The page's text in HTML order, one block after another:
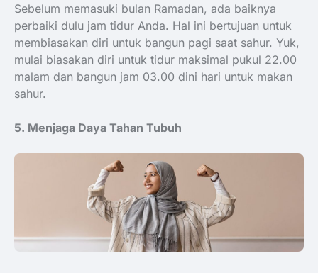
Sebelum memasuki bulan Ramadan, ada baiknya
perbaiki dulu jam tidur Anda. Hal ini bertujuan untuk
membiasakan diri untuk bangun pagi saat sahur. Yuk,
mulai biasakan diri untuk tidur maksimal pukul 22.00
malam dan bangun jam 03.00 dini hari untuk makan
sahur.
5. Menjaga Daya Tahan Tubuh